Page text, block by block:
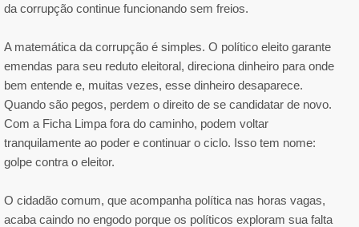
da corrupção continue funcionando sem freios.
A matemática da corrupção é simples. O político eleito garante
emendas para seu reduto eleitoral, direciona dinheiro para onde
bem entende e, muitas vezes, esse dinheiro desaparece.
Quando são pegos, perdem o direito de se candidatar de novo.
Com a Ficha Limpa fora do caminho, podem voltar
tranquilamente ao poder e continuar o ciclo. Isso tem nome:
golpe contra o eleitor.
O cidadão comum, que acompanha política nas horas vagas,
acaba caindo no engodo porque os políticos exploram sua falta